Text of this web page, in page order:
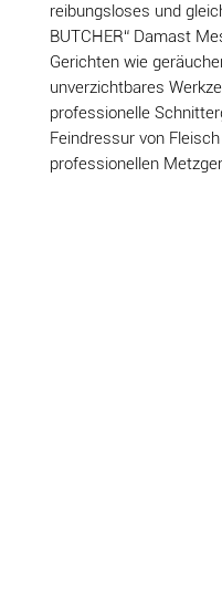
reibungsloses und
BUTCHER“ Damast
Gerichten wie
unverzichtbares
professionelle
Feindressur von
professionellen